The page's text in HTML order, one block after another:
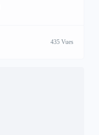
435 Vues